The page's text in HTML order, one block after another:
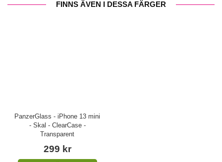
FINNS ÄVEN I DESSA FÄRGER
PanzerGlass - iPhone 13 mini
- Skal - ClearCase -
Transparent
299 kr